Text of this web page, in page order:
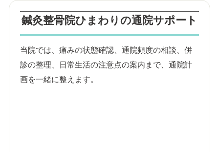
鍼灸整骨院ひまわりの通院サポート
当院では、痛みの状態確認、通院頻度の相談、併
診の整理、日常生活の注意点の案内まで、通院計
画を一緒に整えます。